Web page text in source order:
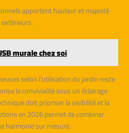
apportent hauteur et majesté
murale chez soi
selon l’utilisation du jardin reste
la convivialité sous un éclairage
doit prioriser la visibilité et la
en 2026 permet de combiner
harmonie sur mesure.